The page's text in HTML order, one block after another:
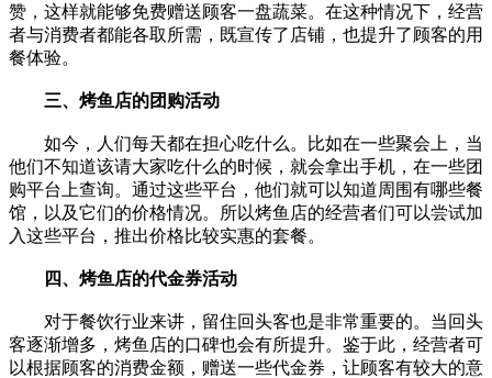
赞，这样就能够免费赠送顾客一盘蔬菜。在这种情况下，经营
者与消费者都能各取所需，既宣传了店铺，也提升了顾客的用
餐体验。
三、烤鱼店的团购活动
如今，人们每天都在担心吃什么。比如在一些聚会上，当
他们不知道该请大家吃什么的时候，就会拿出手机，在一些团
购平台上查询。通过这些平台，他们就可以知道周围有哪些餐
馆，以及它们的价格情况。所以烤鱼店的经营者们可以尝试加
入这些平台，推出价格比较实惠的套餐。
四、烤鱼店的代金券活动
对于餐饮行业来讲，留住回头客也是非常重要的。当回头
客逐渐增多，烤鱼店的口碑也会有所提升。鉴于此，经营者可
以根据顾客的消费金额，赠送一些代金券，让顾客有较大的意